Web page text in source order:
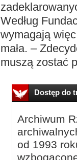
Według
wymagają
mała. –
muszą zostać
Dostęp do
Archiwum
od 1993